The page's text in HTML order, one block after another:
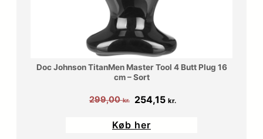
Doc Johnson TitanMen Master Tool 4 Butt Plug 16
cm – Sort
299,00kr.
Den
pris
254,15 kr.
Køb her